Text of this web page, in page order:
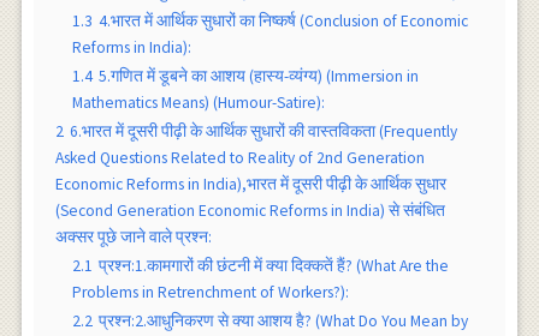
1.3 4.भारत में आर्थिक सुधारों का निष्कर्ष (Conclusion of Economic
Reforms in India):
1.4 5.गणित में डूबने का आशय (हास्य-व्यंग्य) (Immersion in
Mathematics Means) (Humour-Satire):
2 6.भारत में दूसरी पीढ़ी के आर्थिक सुधारों की वास्तविकता (Frequently
Asked Questions Related to Reality of 2nd Generation
Economic Reforms in India),भारत में दूसरी पीढ़ी के आर्थिक सुधार
(Second Generation Economic Reforms in India) से संबंधित
अक्सर पूछे जाने वाले प्रश्न:
2.1 प्रश्न:1.कामगारों की छंटनी में क्या दिक्कतें हैं? (What Are the
Problems in Retrenchment of Workers?):
2.2 प्रश्न:2.आधुनिकरण से क्या आशय है? (What Do You Mean by